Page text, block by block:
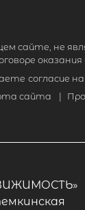
сайте, не
оказания
согласие
сайта